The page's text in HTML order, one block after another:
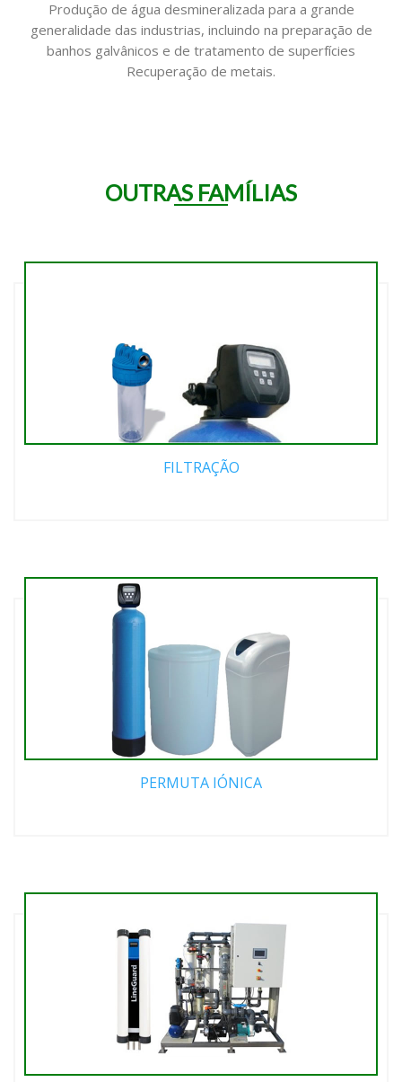
Produção de água desmineralizada para a grande
generalidade das industrias, incluindo na preparação de
banhos galvânicos e de tratamento de superfícies
Recuperação de metais.
OUTRAS FAMÍLIAS
FILTRAÇÃO
PERMUTA IÓNICA